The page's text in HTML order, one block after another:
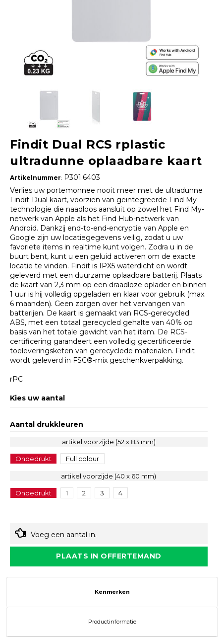
Findit Dual RCS rplastic
ultradunne oplaadbare kaart
Artikelnummer: P301.6403
Verlies uw portemonnee nooit meer met de ultradunne
Findit-Dual kaart, voorzien van geïntegreerde Find My-
technologie die naadloos aansluit op zowel het Find My-
netwerk van Apple als het Find Hub-netwerk van
Android. Dankzij end-to-end-encryptie van Apple en
Google zijn uw locatiegegevens veilig, zodat u uw
favoriete items in realtime kunt volgen. Zodra u in de
buurt bent, kunt u een geluid activeren om de exacte
locatie te vinden. Findit is IPX5 waterdicht en wordt
geleverd met een duurzame oplaadbare batterij. Plaats
de kaart van 2,3 mm op een draadloze oplader en binnen
1 uur is hij volledig opgeladen en klaar voor gebruik (max.
6 maanden). Geen zorgen over het vervangen van
batterijen. De kaart is gemaakt van RCS-gerecycled
ABS, met een totaal gerecycled gehalte van 40% op
basis van het totale gewicht van het item. De RCS-
certificering garandeert een volledig gecertificeerde
toeleveringsketen van gerecyclede materialen. Findit
wordt geleverd in FSC®-mix geschenkverpakking.
rPC
Kies uw aantal
Aantal drukkleuren
artikel voorzijde (52 x 83 mm)
Onbedrukt Full colour
artikel voorzijde (40 x 60 mm)
Onbedrukt 1 2 3 4
Voeg een aantal in.
PLAATS IN OFFERTEMAND
Kenmerken
Productinformatie